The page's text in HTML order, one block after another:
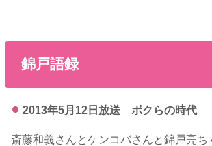
錦戸語録
2013年5月12日放送 ボクらの時代
斎藤和義さんとケンコバさんと錦戸亮ち